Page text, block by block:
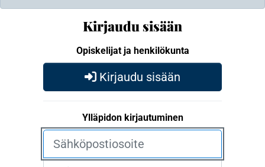
Kirjaudu sisään
Opiskelijat ja henkilökunta
Kirjaudu sisään
Ylläpidon kirjautuminen